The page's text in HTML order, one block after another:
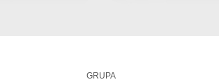
GRUPA